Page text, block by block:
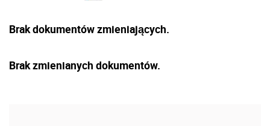
Brak dokumentów zmieniających.
Brak zmienianych dokumentów.